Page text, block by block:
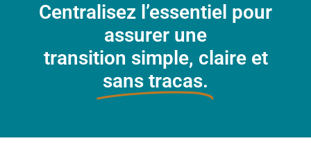
Centralisez l’essentiel pour
assurer une
transition simple, claire et
sans tracas.